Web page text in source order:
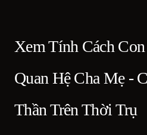
Xem Tính Cách
Quan Hệ Cha Mẹ -
Thần Trên Thời Trụ